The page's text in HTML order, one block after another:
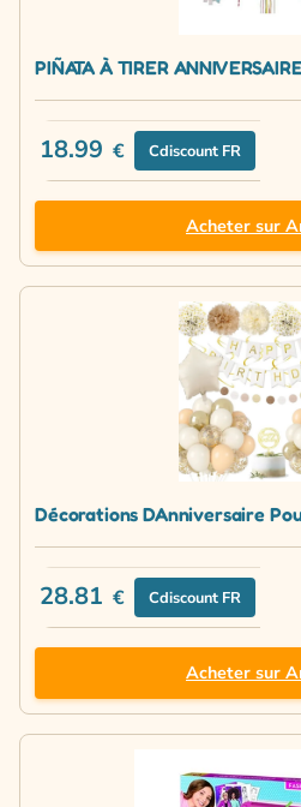
PIÑATA À TIRER
18.99 € Cdiscount FR
Acheter sur
Décorations DAnniversaire
28.81 € Cdiscount FR
Acheter sur